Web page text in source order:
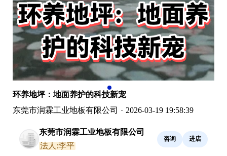
环养地坪：地面养护的科技新宠
东莞市润霖工业地板有限公司 · 2026-03-19 19:58:39
东莞市润霖工业地板有限公司
法人:李平
咨询 进店